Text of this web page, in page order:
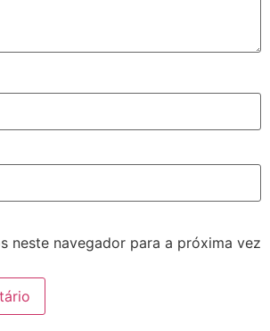
neste navegador para a próxima vez